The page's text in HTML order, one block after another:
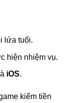
lứa tuổi.
hiện nhiệm vụ.
iOS.
kiếm tiền